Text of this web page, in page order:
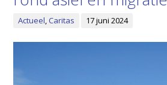
Actueel,Caritas 17 juni 2024